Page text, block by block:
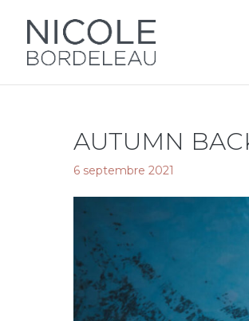
AUTUMN
6 septembre 2021